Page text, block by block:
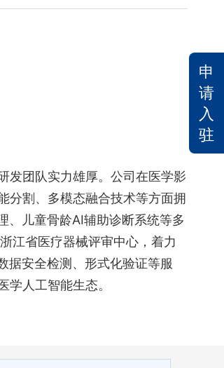
申
请
入
驻
发团队实力雄厚。公司在医学影
分割、多模态融合技术等方面拥
、儿童骨龄AI辅助诊断系统等多
江省医疗器械评审中心，着力
据安全检测、形式化验证等服
人工智能生态。